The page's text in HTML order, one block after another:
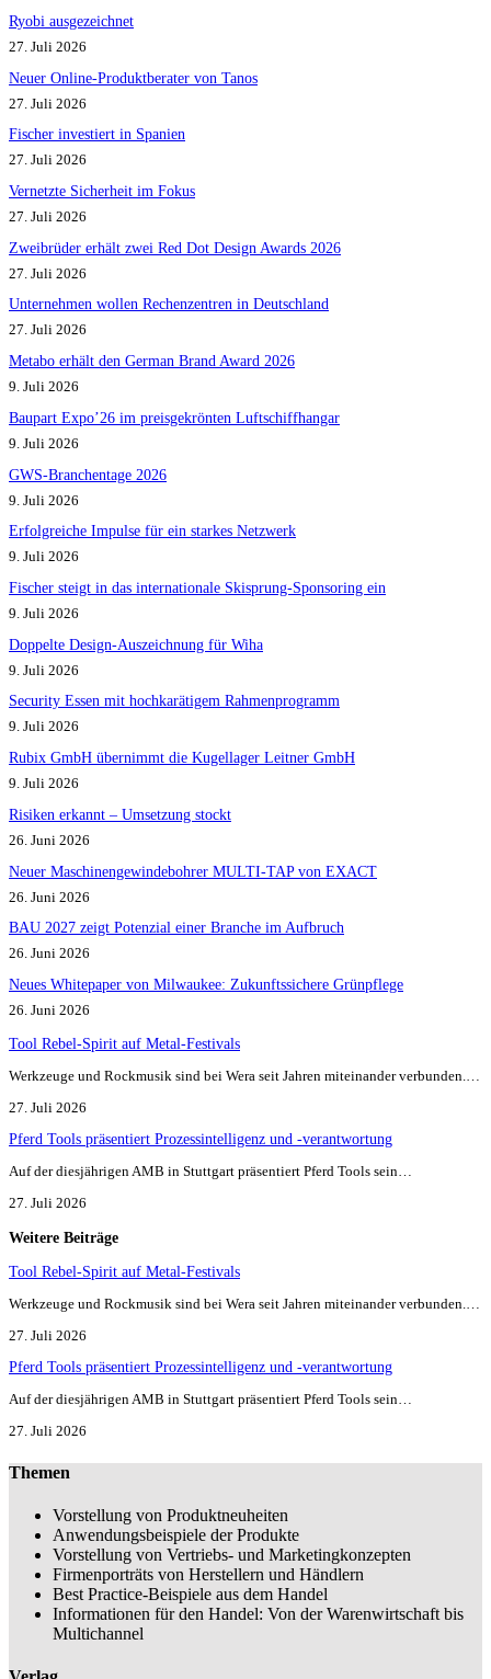
Ryobi ausgezeichnet
27. Juli 2026
Neuer Online-Produktberater von Tanos
27. Juli 2026
Fischer investiert in Spanien
27. Juli 2026
Vernetzte Sicherheit im Fokus
27. Juli 2026
Zweibrüder erhält zwei Red Dot Design Awards 2026
27. Juli 2026
Unternehmen wollen Rechenzentren in Deutschland
27. Juli 2026
Metabo erhält den German Brand Award 2026
9. Juli 2026
Baupart Expo’26 im preisgekrönten Luftschiffhangar
9. Juli 2026
GWS-Branchentage 2026
9. Juli 2026
Erfolgreiche Impulse für ein starkes Netzwerk
9. Juli 2026
Fischer steigt in das internationale Skisprung-Sponsoring ein
9. Juli 2026
Doppelte Design-Auszeichnung für Wiha
9. Juli 2026
Security Essen mit hochkarätigem Rahmenprogramm
9. Juli 2026
Rubix GmbH übernimmt die Kugellager Leitner GmbH
9. Juli 2026
Risiken erkannt – Umsetzung stockt
26. Juni 2026
Neuer Maschinengewindebohrer MULTI-TAP von EXACT
26. Juni 2026
BAU 2027 zeigt Potenzial einer Branche im Aufbruch​
26. Juni 2026
Neues Whitepaper von Milwaukee: Zukunftssichere Grünpflege
26. Juni 2026
Tool Rebel-Spirit auf Metal-Festivals
Werkzeuge und Rockmusik sind bei Wera seit Jahren miteinander verbunden.…
27. Juli 2026
Pferd Tools präsentiert Prozessintelligenz und -verantwortung
Auf der diesjährigen AMB in Stuttgart präsentiert Pferd Tools sein…
27. Juli 2026
Weitere Beiträge
Tool Rebel-Spirit auf Metal-Festivals
Werkzeuge und Rockmusik sind bei Wera seit Jahren miteinander verbunden.…
27. Juli 2026
Pferd Tools präsentiert Prozessintelligenz und -verantwortung
Auf der diesjährigen AMB in Stuttgart präsentiert Pferd Tools sein…
27. Juli 2026
Themen
Vorstellung von Produktneuheiten
Anwendungsbeispiele der Produkte
Vorstellung von Vertriebs- und Marketingkonzepten
Firmenporträts von Herstellern und Händlern
Best Practice-Beispiele aus dem Handel
Informationen für den Handel: Von der Warenwirtschaft bis
Multichannel